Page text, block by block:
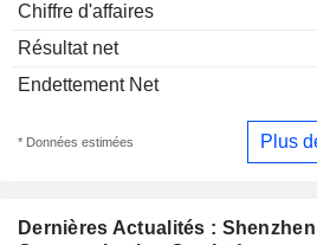
Dernières Actualités :
Chiffre d'affaires
Résultat net
Endettement Net
* Données estimées Plus